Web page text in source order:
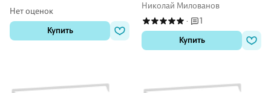
Нет оценок
Купить
Николай Милованов
·
1
Купить